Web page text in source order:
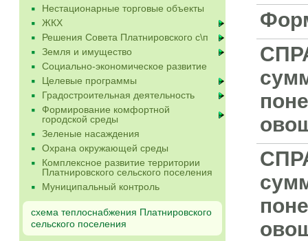
Нестационарные торговые объекты
ЖКХ
Решения Совета Платнировского с\п
Земля и имущество
Социально-экономическое развитие
Целевые программы
Градостроительная деятельность
Формирование комфортной
городской среды
Зеленые насаждения
Охрана окружающей среды
Комплексное развитие территории
Платнировского сельского поселения
Муниципальный контроль
схема теплоснабжения Платнировского
сельского поселения